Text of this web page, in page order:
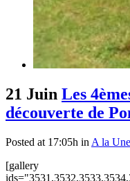
21 Juin Les
découverte de
Posted at 17:05h in A la Une
[gallery